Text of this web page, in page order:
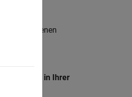
keine offenen
in Ihrer